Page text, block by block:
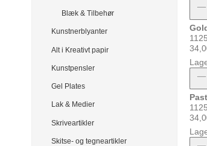
Blæk & Tilbehør
Kunstnerblyanter
Alt i Kreativt papir
Kunstpensler
Gel Plates
Lak & Medier
Skriveartikler
Skitse- og tegneartikler